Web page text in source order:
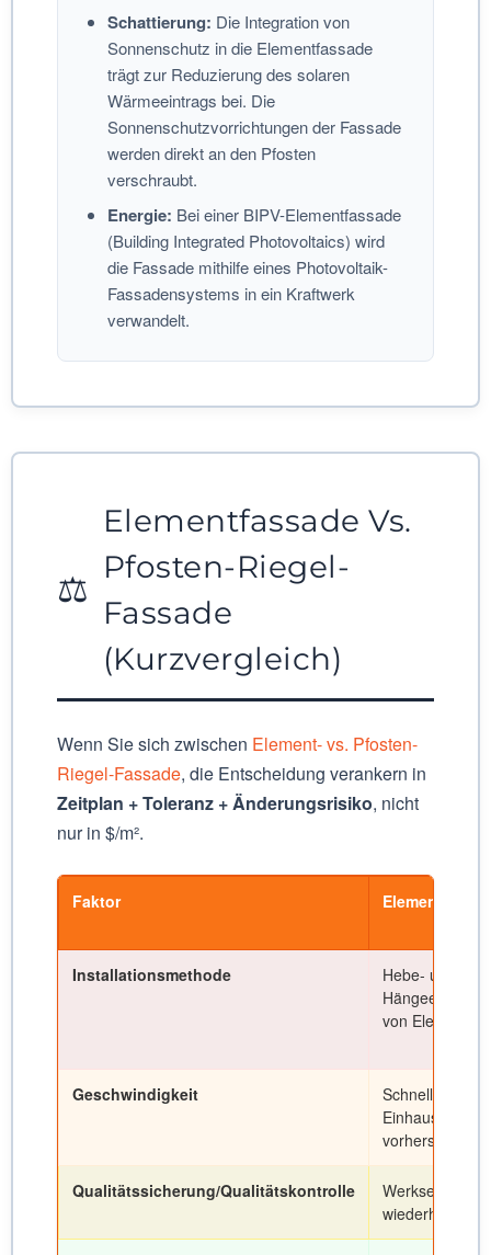
Schattierung: Die Integration von
Sonnenschutz in die Elementfassade
trägt zur Reduzierung des solaren
Wärmeeintrags bei. Die
Sonnenschutzvorrichtungen der Fassade
werden direkt an den Pfosten
verschraubt.
Energie: Bei einer BIPV-Elementfassade
(Building Integrated Photovoltaics) wird
die Fassade mithilfe eines Photovoltaik-
Fassadensystems in ein Kraftwerk
verwandelt.
⚖️
Elementfassade Vs.
Pfosten-Riegel-
Fassade
(Kurzvergleich)
Wenn Sie sich zwischen Element- vs. Pfosten-
Riegel-Fassade, die Entscheidung verankern in
Zeitplan + Toleranz + Änderungsrisiko, nicht
nur in $/m².
Faktor
Installationsmethode
Hebe- und
von
Geschwindigkeit
Schnellerer
vorhersehbare
Qualitätssicherung/Qualitätskontrolle
Werkseitig
wiederholbare